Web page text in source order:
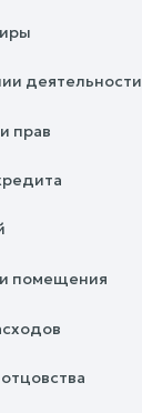
деятельности
прав
помещения